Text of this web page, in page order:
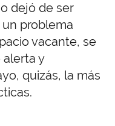
dejó de ser
problema
vacante, se
y
quizás, la más